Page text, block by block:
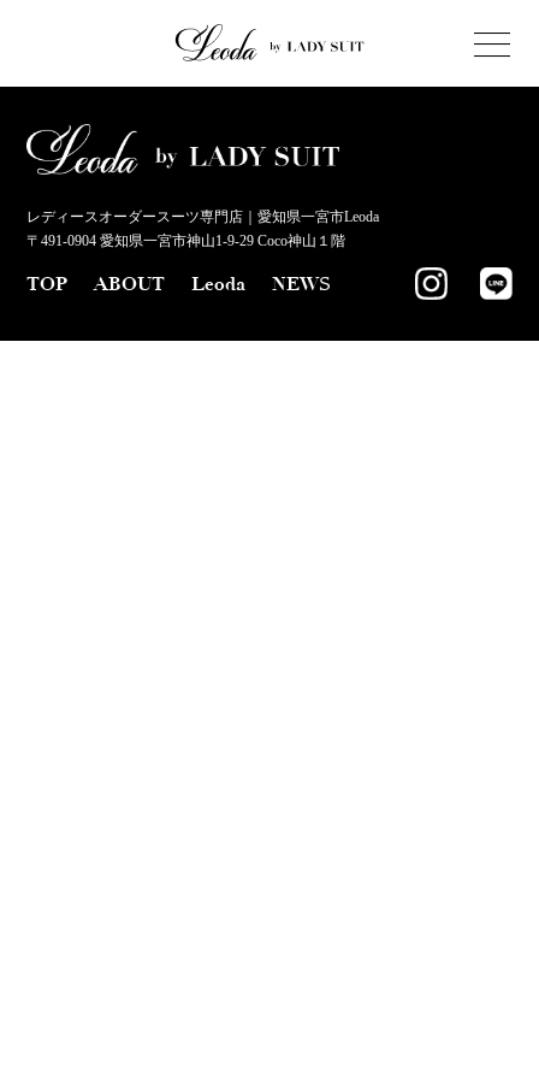
レディースオーダースーツ専門店｜愛知県一宮市Leoda
〒491-0904 愛知県一宮市神山1-9-29 Coco神山１階
TOP ABOUT Leoda NEWS